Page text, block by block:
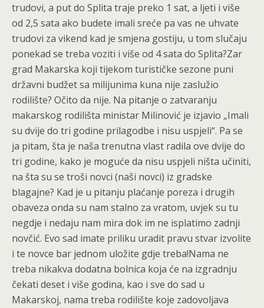
trudovi, a put do Splita traje preko 1 sat, a ljeti i više
od 2,5 sata ako budete imali sreće pa vas ne uhvate
trudovi za vikend kad je smjena gostiju, u tom slučaju
ponekad se treba voziti i više od 4 sata do Splita?Zar
grad Makarska koji tijekom turističke sezone puni
državni budžet sa milijunima kuna nije zaslužio
rodilište? Očito da nije. Na pitanje o zatvaranju
makarskog rodilišta ministar Milinović je izjavio „Imali
su dvije do tri godine prilagodbe i nisu uspjeli“. Pa se
ja pitam, šta je naša trenutna vlast radila ove dvije do
tri godine, kako je moguće da nisu uspjeli ništa učiniti,
na šta su se troši novci (naši novci) iz gradske
blagajne? Kad je u pitanju plaćanje poreza i drugih
obaveza onda su nam stalno za vratom, uvjek su tu
negdje i nedaju nam mira dok im ne isplatimo zadnji
novčić. Evo sad imate priliku uradit pravu stvar izvolite
i te novce bar jednom uložite gdje treba!Nama ne
treba nikakva dodatna bolnica koja će na izgradnju
čekati deset i više godina, kao i sve do sad u
Makarskoj, nama treba rodilište koje zadovoljava